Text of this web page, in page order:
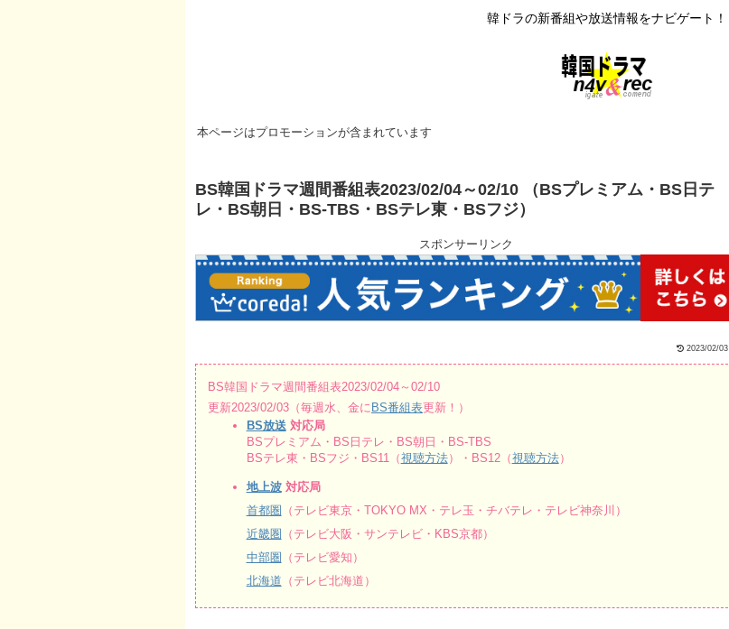
韓ドラの新番組や放送情報をナビゲート！
本ページはプロモーションが含まれています
BS韓国ドラマ週間番組表2023/02/04～02/10 （BSプレミアム・BS日テ
レ・BS朝日・BS-TBS・BSテレ東・BSフジ）
スポンサーリンク
2023/02/03
BS韓国ドラマ週間番組表2023/02/04～02/10
更新2023/02/03（毎週水、金に BS番組表更新！）
BS放送対応局
BSプレミアム・BS日テレ・BS朝日・BS-TBS
BSテレ東・BSフジ・BS11（視聴方法）・BS12（視聴方法）
地上波対応局
首都圏
（テレビ東京・TOKYO MX・テレ玉・チバテレ・テレビ神奈川）
近畿圏
（テレビ大阪・サンテレビ・KBS京都）
中部圏
（テレビ愛知）
北海道 （テレビ北海道）